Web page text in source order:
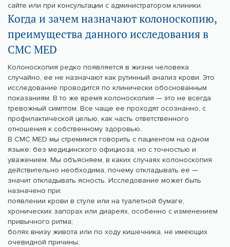
сайте или при консультации с администратором клиники.
Когда и зачем назначают колоноскопию,
преимущества данного исследования в
CMC MED
Колоноскопия редко появляется в жизни человека
случайно, ее не назначают как рутинный анализ крови. Это
исследование проводится по клинически обоснованным
показаниям. В то же время колоноскопия — это не всегда
тревожный симптом. Все чаще ее проходят осознанно, с
профилактической целью, как часть ответственного
отношения к собственному здоровью.
В CMC MED мы стремимся говорить с пациентом на одном
языке: без медицинского официоза, но с точностью и
уважением. Мы объясняем, в каких случаях колоноскопия
действительно необходима, почему откладывать ее —
значит откладывать ясность. Исследование может быть
назначено при:
появлении крови в стуле или на туалетной бумаге;
хронических запорах или диареях, особенно с изменением
привычного ритма;
болях внизу живота или по ходу кишечника, не имеющих
очевидной причины;